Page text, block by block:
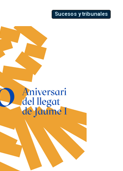
Sucesos y tribunales